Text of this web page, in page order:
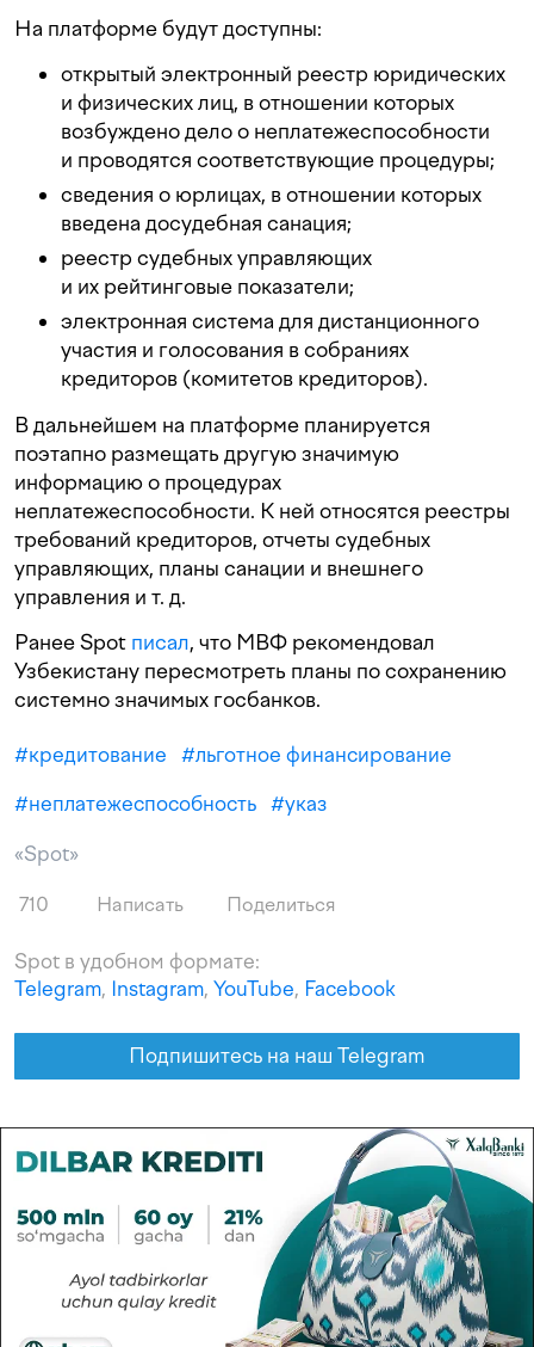
На платформе будут доступны:
открытый электронный реестр юридических
и физических лиц, в отношении которых
возбуждено дело о неплатежеспособности
и проводятся соответствующие процедуры;
сведения о юрлицах, в отношении которых
введена досудебная санация;
реестр судебных управляющих
и их рейтинговые показатели;
электронная система для дистанционного
участия и голосования в собраниях
кредиторов (комитетов кредиторов).
В дальнейшем на платформе планируется
поэтапно размещать другую значимую
информацию о процедурах
неплатежеспособности. К ней относятся реестры
требований кредиторов, отчеты судебных
управляющих, планы санации и внешнего
управления и т. д.
Ранее Spot писал, что МВФ рекомендовал
Узбекистану пересмотреть планы по сохранению
системно значимых госбанков.
#кредитование #льготное финансирование
#неплатежеспособность #указ
«Spot»
710 Написать Поделиться
Spot в удобном формате:
Telegram, Instagram, YouTube, Facebook
Подпишитесь на наш Telegram